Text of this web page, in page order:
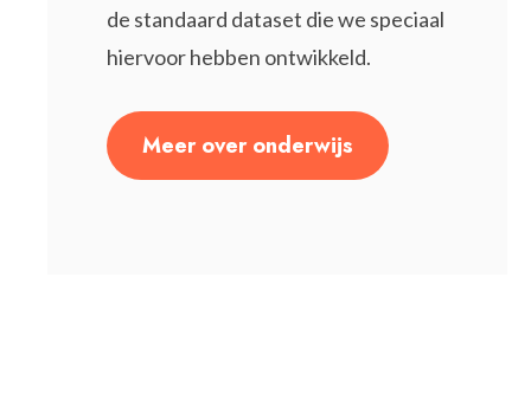
de standaard dataset die we speciaal
hiervoor hebben ontwikkeld.
Meer over onderwijs